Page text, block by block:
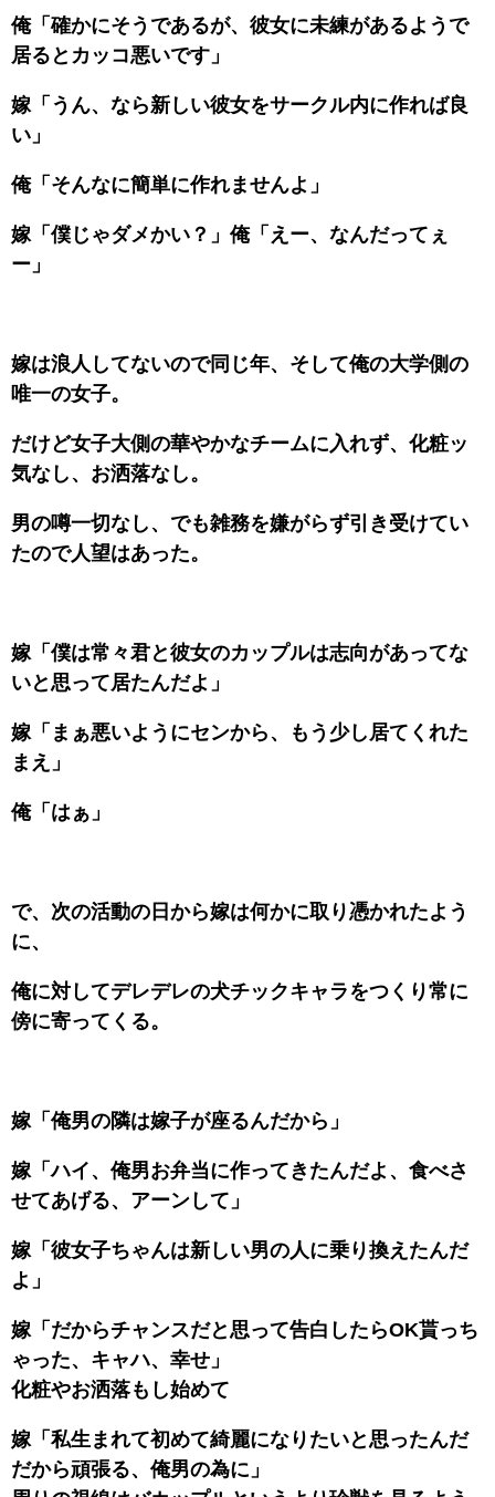
俺「確かにそうであるが、彼女に未練があるようで
居るとカッコ悪いです」
嫁「うん、なら新しい彼女をサークル内に作れば良
い」
俺「そんなに簡単に作れませんよ」
嫁「僕じゃダメかい？」俺「えー、なんだってぇ
ー」
嫁は浪人してないので同じ年、そして俺の大学側の
唯一の女子。
だけど女子大側の華やかなチームに入れず、化粧ッ
気なし、お洒落なし。
男の噂一切なし、でも雑務を嫌がらず引き受けてい
たので人望はあった。
嫁「僕は常々君と彼女のカップルは志向があってな
いと思って居たんだよ」
嫁「まぁ悪いようにセンから、もう少し居てくれた
まえ」
俺「はぁ」
で、次の活動の日から嫁は何かに取り憑かれたよう
に、
俺に対してデレデレの犬チックキャラをつくり常に
傍に寄ってくる。
嫁「俺男の隣は嫁子が座るんだから」
嫁「ハイ、俺男お弁当に作ってきたんだよ、食べさ
せてあげる、アーンして」
嫁「彼女子ちゃんは新しい男の人に乗り換えたんだ
よ」
嫁「だからチャンスだと思って告白したらOK貰っち
ゃった、キャハ、幸せ」
化粧やお洒落もし始めて
嫁「私生まれて初めて綺麗になりたいと思ったんだ
だから頑張る、俺男の為に」